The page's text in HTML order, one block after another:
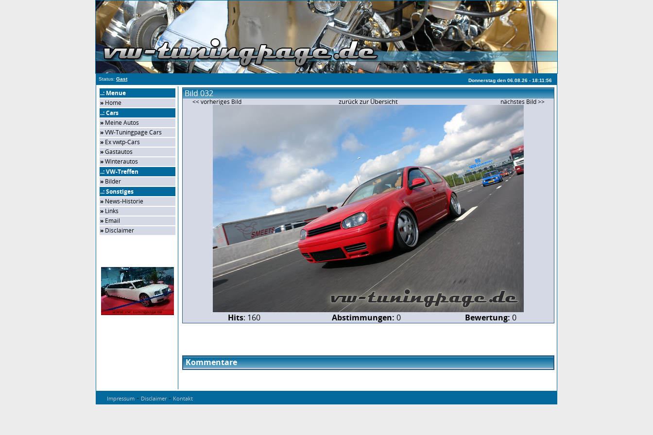
Status: Gast Donnerstag den 06.08.26 - 18:11:56
..: Menue
» Home
..: Cars
» Meine Autos
»VW-Tuningpage Cars
» Ex vwtp-Cars
»Gastautos
»Winterautos
..: VW-Treffen
» Bilder
..: Sonstiges
» News-Historie
» Links
» Email
» Disclaimer
Bild 032
<< vorheriges Bild zurück zur Übersicht nächstes Bild >>
Hits: 160 Abstimmungen: 0 Bewertung: 0
Kommentare
Impressum - Disclaimer- Kontakt